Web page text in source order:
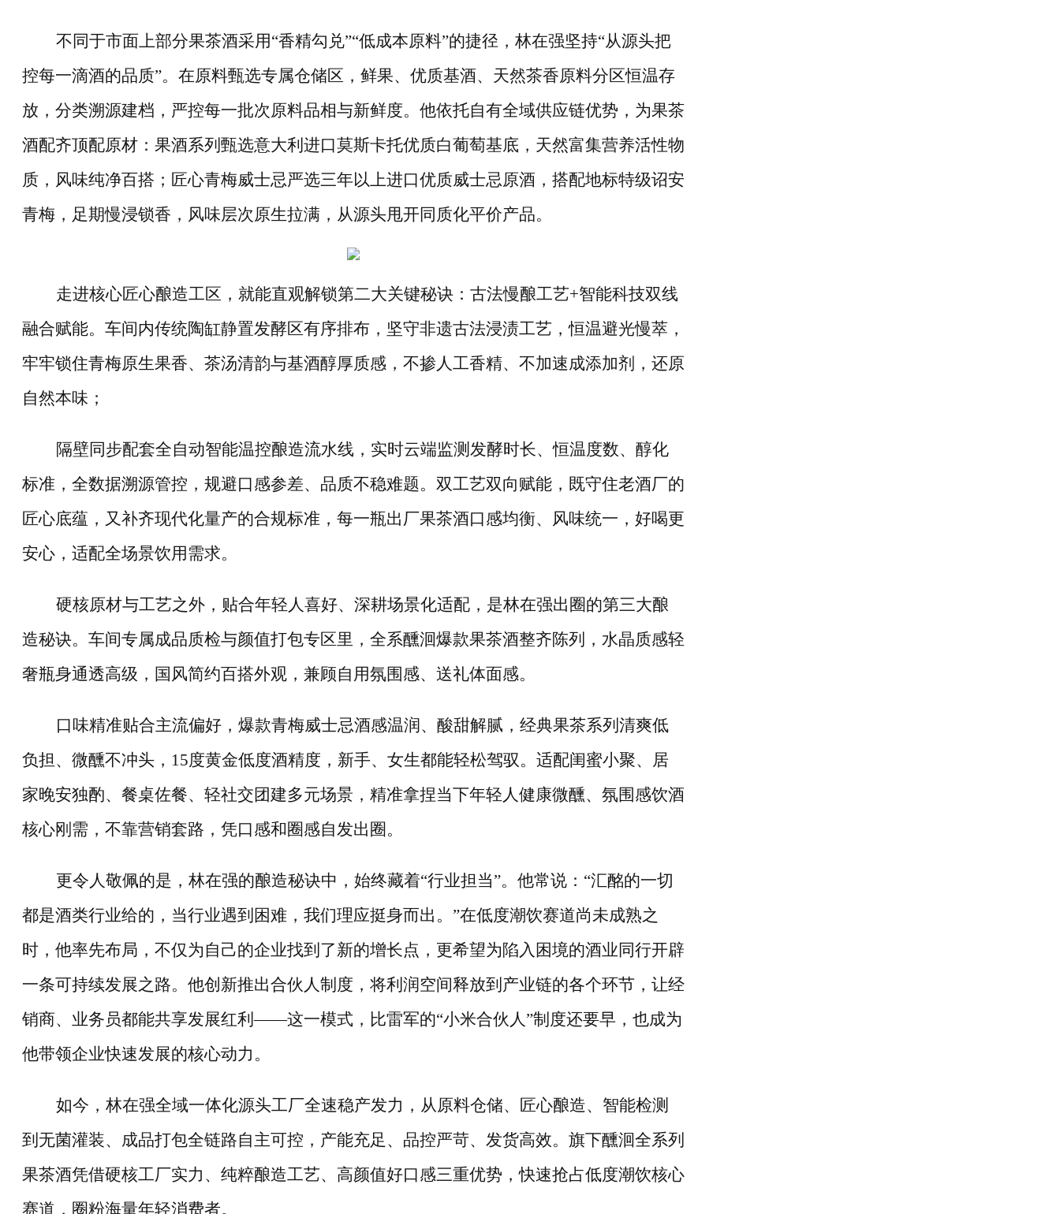
不同于市面上部分果茶酒采用“香精勾兑”“低成本原料”的捷径，林在强坚持“从源头把
控每一滴酒的品质”。在原料甄选专属仓储区，鲜果、优质基酒、天然茶香原料分区恒温存
放，分类溯源建档，严控每一批次原料品相与新鲜度。他依托自有全域供应链优势，为果茶
酒配齐顶配原材：果酒系列甄选意大利进口莫斯卡托优质白葡萄基底，天然富集营养活性物
质，风味纯净百搭；匠心青梅威士忌严选三年以上进口优质威士忌原酒，搭配地标特级诏安
青梅，足期慢浸锁香，风味层次原生拉满，从源头甩开同质化平价产品。
走进核心匠心酿造工区，就能直观解锁第二大关键秘诀：古法慢酿工艺+智能科技双线
融合赋能。车间内传统陶缸静置发酵区有序排布，坚守非遗古法浸渍工艺，恒温避光慢萃，
牢牢锁住青梅原生果香、茶汤清韵与基酒醇厚质感，不掺人工香精、不加速成添加剂，还原
自然本味；
隔壁同步配套全自动智能温控酿造流水线，实时云端监测发酵时长、恒温度数、醇化
标准，全数据溯源管控，规避口感参差、品质不稳难题。双工艺双向赋能，既守住老酒厂的
匠心底蕴，又补齐现代化量产的合规标准，每一瓶出厂果茶酒口感均衡、风味统一，好喝更
安心，适配全场景饮用需求。
硬核原材与工艺之外，贴合年轻人喜好、深耕场景化适配，是林在强出圈的第三大酿
造秘诀。车间专属成品质检与颜值打包专区里，全系醺洄爆款果茶酒整齐陈列，水晶质感轻
奢瓶身通透高级，国风简约百搭外观，兼顾自用氛围感、送礼体面感。
口味精准贴合主流偏好，爆款青梅威士忌酒感温润、酸甜解腻，经典果茶系列清爽低
负担、微醺不冲头， 15度黄金低度酒精度，新手、女生都能轻松驾驭。适配闺蜜小聚、居
家晚安独酌、餐桌佐餐、轻社交团建多元场景，精准拿捏当下年轻人健康微醺、氛围感饮酒
核心刚需，不靠营销套路，凭口感和圈感自发出圈。
更令人敬佩的是，林在强的酿造秘诀中，始终藏着“行业担当”。他常说： “汇酩的一切
都是酒类行业给的，当行业遇到困难，我们理应挺身而出。 ”在低度潮饮赛道尚未成熟之
时，他率先布局，不仅为自己的企业找到了新的增长点，更希望为陷入困境的酒业同行开辟
一条可持续发展之路。他创新推出合伙人制度，将利润空间释放到产业链的各个环节，让经
销商、业务员都能共享发展红利——这一模式，比雷军的“小米合伙人 ”制度还要早，也成为
他带领企业快速发展的核心动力。
如今，林在强全域一体化源头工厂全速稳产发力，从原料仓储、匠心酿造、智能检测
到无菌灌装、成品打包全链路自主可控，产能充足、品控严苛、发货高效。旗下醺洄全系列
果茶酒凭借硬核工厂实力、纯粹酿造工艺、高颜值好口感三重优势，快速抢占低度潮饮核心
赛道，圈粉海量年轻消费者。